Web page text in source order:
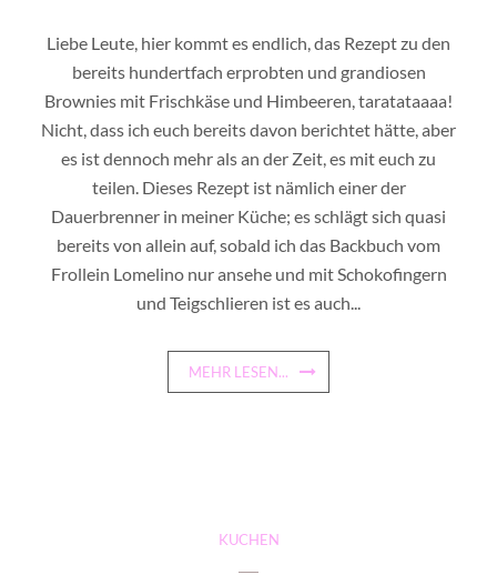
Liebe Leute, hier kommt es endlich, das Rezept zu den
bereits hundertfach erprobten und grandiosen
Brownies mit Frischkäse und Himbeeren, taratataaaa!
Nicht, dass ich euch bereits davon berichtet hätte, aber
es ist dennoch mehr als an der Zeit, es mit euch zu
teilen. Dieses Rezept ist nämlich einer der
Dauerbrenner in meiner Küche; es schlägt sich quasi
bereits von allein auf, sobald ich das Backbuch vom
Frollein Lomelino nur ansehe und mit Schokofingern
und Teigschlieren ist es auch...
MEHR LESEN...
KUCHEN